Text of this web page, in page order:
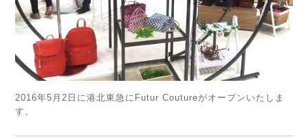
2016年5月2日に港北東急にFutur Coutureがオープンいたしま
す。